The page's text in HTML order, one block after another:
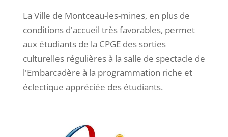
La Ville de Montceau-les-mines, en plus de
conditions d'accueil très favorables, permet
aux étudiants de la CPGE des sorties
culturelles régulières à la salle de spectacle de
l'Embarcadère à la programmation riche et
éclectique appréciée des étudiants.